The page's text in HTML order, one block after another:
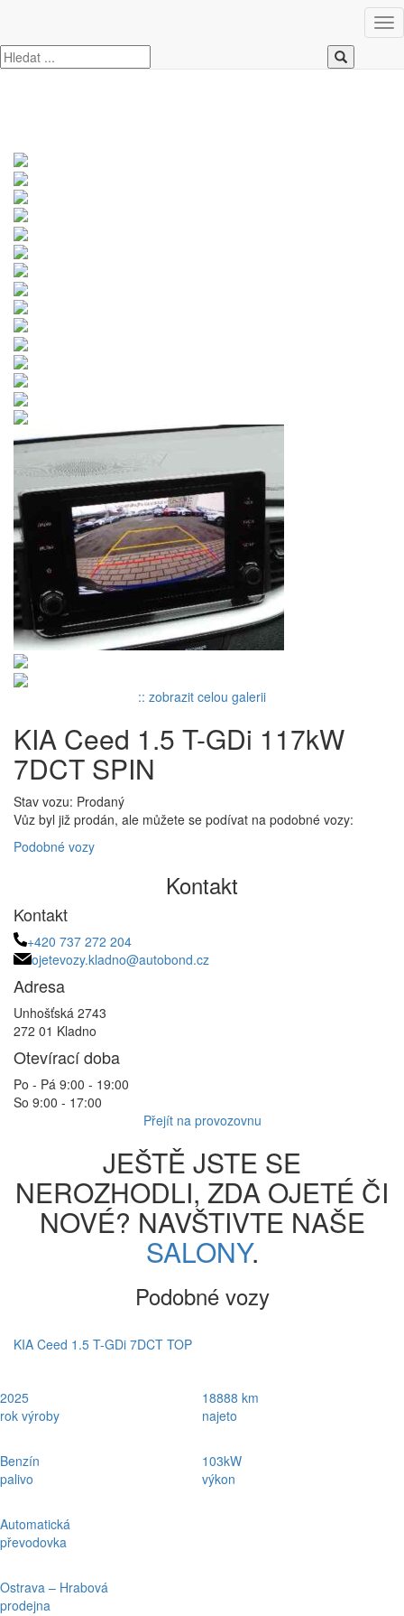
:: zobrazit celou galerii
KIA Ceed 1.5 T-GDi 117kW
7DCT SPIN
Stav vozu: Prodaný
Vůz byl již prodán, ale můžete se podívat na podobné vozy:
Podobné vozy
Kontakt
Kontakt
+420 737 272 204
ojetevozy.kladno@autobond.cz
Adresa
Unhošťská 2743
272 01 Kladno
Otevírací doba
Po - Pá 9:00 - 19:00
So 9:00 - 17:00
Přejít na provozovnu
JEŠTĚ JSTE SE
NEROZHODLI, ZDA OJETÉ ČI
NOVÉ? NAVŠTIVTE NAŠE
SALONY.
Podobné vozy
KIA Ceed 1.5 T-GDi 7DCT TOP
2025
rok výroby
Benzín
palivo
Automatická
převodovka
Ostrava – Hrabová
prodejna
18888 km
najeto
103kW
výkon